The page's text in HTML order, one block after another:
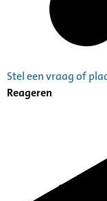
Stel een vraag of
Reageren